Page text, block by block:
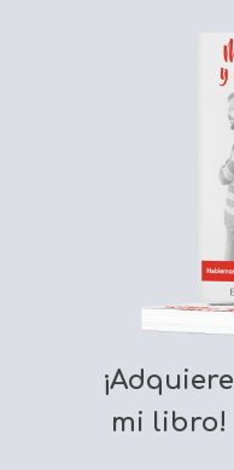
¡Adquiere
mi libro!